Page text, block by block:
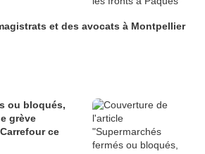
et des avocats à Montpellier
ou bloqués,
grève
ce